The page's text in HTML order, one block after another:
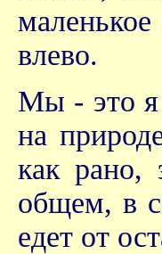
влево.
Мы - это я
на
как
общем, в
едет от